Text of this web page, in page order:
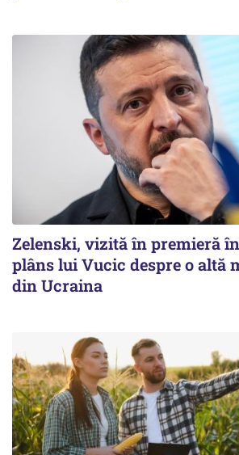
Zelenski, vizită în premieră
plâns lui Vucic despre o altă
din Ucraina